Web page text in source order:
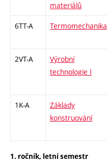
materiálů
6TT-A Termomechanika
2VT-A
Výrobní
technologie I
1K-A
Základy
konstruování
1. ročník, letní semestr